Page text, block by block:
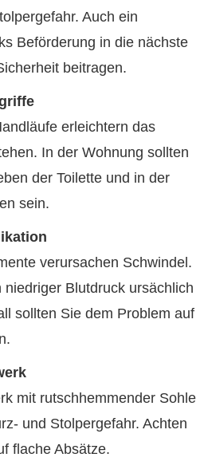
Auch ein
Beförderung in die nächste
beitragen.
erleichtern das
In der Wohnung sollten
der Toilette und in der
sein.
verursachen Schwindel.
niedriger Blutdruck ursächlich
sollten Sie dem Problem auf
mit rutschhemmender Sohle
und Stolpergefahr. Achten
flache Absätze.